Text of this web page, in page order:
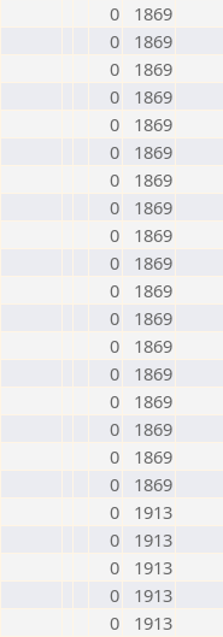
0
1869
0
1869
0
1869
0
1869
0
1869
0
1869
0
1869
0
1869
0
1869
0
1869
0
1869
0
1869
0
1869
0
1869
0
1869
0
1869
0
1869
0
1869
0
1913
0
1913
0
1913
0
1913
0
1913